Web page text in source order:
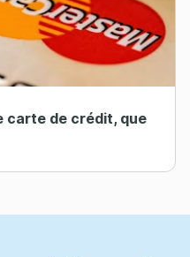
carte de crédit, que